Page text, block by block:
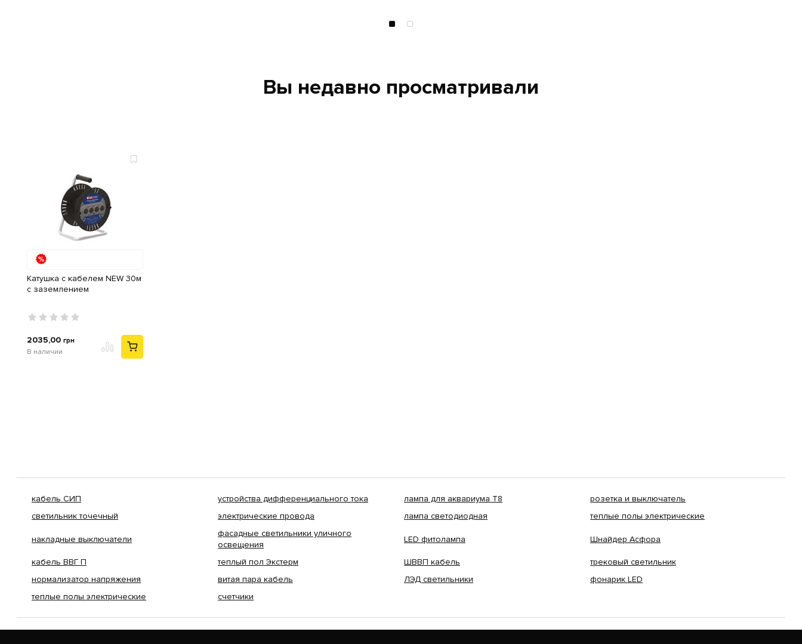
Вы недавно просматривали
Катушка с кабелем NEW 30м
с заземлением
2035,00 грн
В наличии
кабель СИП устройства дифференциального тока лампа для аквариума Т8
розетка и выключатель
светильник точечный
электрические провода лампа светодиодная теплые полы электрические
накладные выключатели
фасадные светильники уличного
освещения
LED фитолампа Шнайдер Асфора
кабель ВВГ П теплый пол Экстерм ШВВП кабель
трековый светильник
нормализатор напряжения
витая пара кабель ЛЭД светильники
фонарик LED
теплые полы электрические
счетчики